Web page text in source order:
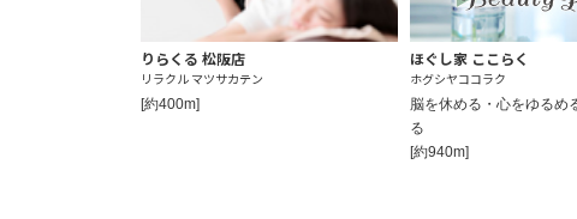
りらくる 松阪店
リラクル マツサカテン
[約400m]
ほぐし家 ここらく
ホグシヤココラク
脳を休める・心をゆるめ
る
[約940m]